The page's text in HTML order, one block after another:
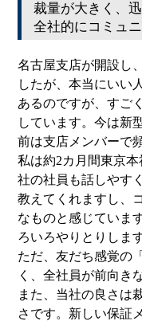
裁量が大きく、
全社的にコミュ
名古屋支店が開設し
したが、本当にいい
あるのですが、すご
しています。今は新
前は支店メンバーで
私は約2カ月間東京
社の社員も話しやす
教えてくれますし、
なものと感じていま
ろいろやりとりしま
ただ、友だち感覚の
く、全社員が前向き
また、当社の良さは
さです。新しい保証